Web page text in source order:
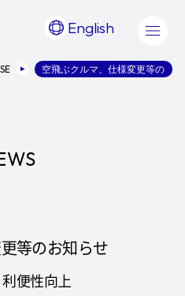
English
空飛ぶクルマ、仕様変更等の
等のお知らせ
便性向上